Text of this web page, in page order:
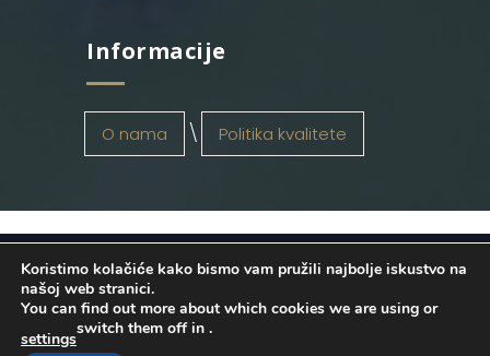
Informacije
O nama Politika kvalitete
OSATINA GRUPA d.o.o. 2026
. Configured
byINFOS Osijek. Sva prava pridržana.
Koristimo kolačiće kako bismo vam pružili najbolje iskustvo na
našoj web stranici.
You can find out more about which cookies we are using or
switch them off in
settings
.